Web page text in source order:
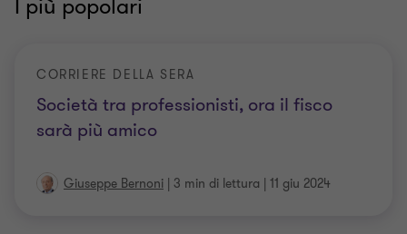
I più popolari
Società tra professionisti, ora il fisco
sarà più amico
CORRIERE DELLA SERA
Giuseppe Bernoni | 3 min di lettura | 11 giu 2024